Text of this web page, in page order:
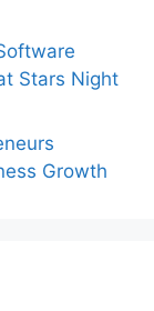
Stars Night
Growth